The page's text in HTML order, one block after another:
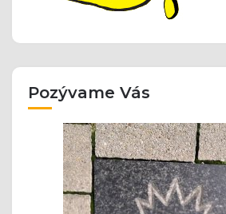
Pozývame Vás